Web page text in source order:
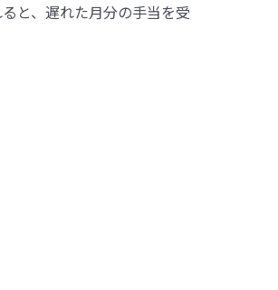
と、遅れた月分の手当を受